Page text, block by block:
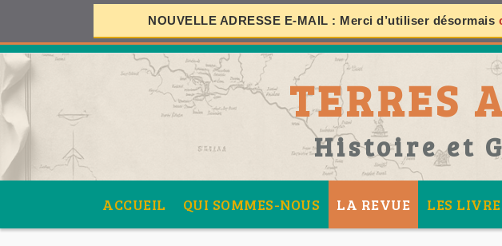
NOUVELLE ADRESSE E-MAIL : Merci d’utiliser désormais
TERRES
Histoire et
ACCUEIL QUI SOMMES-NOUS LA REVUE LES